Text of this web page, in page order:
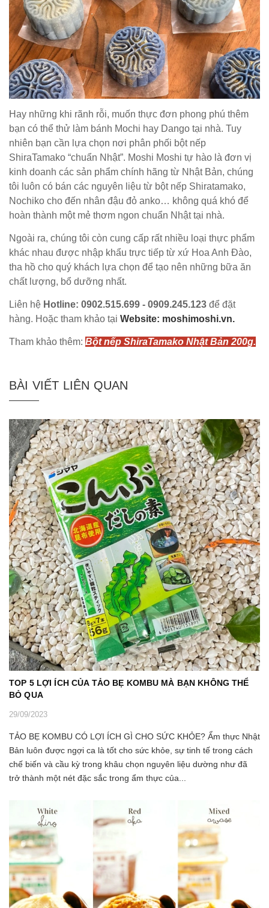
Hay những khi rãnh rỗi, muốn thực đơn phong phú thêm
bạn có thể thử làm bánh Mochi hay Dango tại nhà. Tuy
nhiên bạn cần lựa chọn nơi phân phối bột nếp
ShiraTamako “chuẩn Nhật”. Moshi Moshi tự hào là đơn vị
kinh doanh các sản phẩm chính hãng từ Nhật Bản, chúng
tôi luôn có bán các nguyên liệu từ bột nếp Shiratamako,
Nochiko cho đến nhân đậu đỏ anko… không quá khó để
hoàn thành một mẻ thơm ngon chuẩn Nhật tại nhà.
Ngoài ra, chúng tôi còn cung cấp rất nhiều loại thực phẩm
khác nhau được nhập khẩu trực tiếp từ xứ Hoa Anh Đào,
tha hồ cho quý khách lựa chọn để tạo nên những bữa ăn
chất lượng, bổ dưỡng nhất.
Liên hệ Hotline: 0902.515.699 - 0909.245.123 để đặt
hàng. Hoặc tham khảo tại Website: moshimoshi.vn.
Tham khảo thêm: Bột nếp ShiraTamako Nhật Bản 200g.
BÀI VIẾT LIÊN QUAN
TOP 5 LỢI ÍCH CỦA TẢO BẸ KOMBU MÀ BẠN KHÔNG THỂ
BỎ QUA
29/09/2023
TẢO BẸ KOMBU CÓ LỢI ÍCH GÌ CHO SỨC KHỎE? Ẩm thực Nhật
Bản luôn được ngợi ca là tốt cho sức khỏe, sự tinh tế trong cách
chế biến và cầu kỳ trong khâu chọn nguyên liệu dường như đã
trở thành một nét đặc sắc trong ẩm thực của...